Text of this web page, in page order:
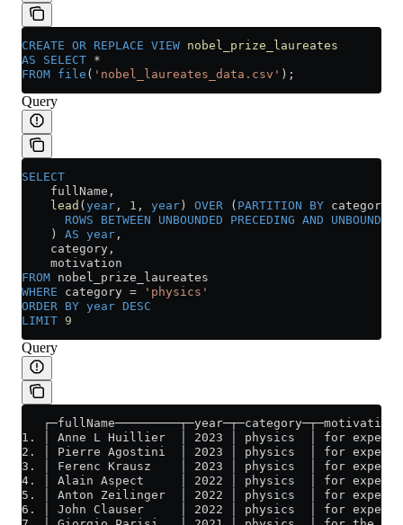
CREATE OR REPLACE VIEW nobel_prize_laureates
AS SELECT *
FROM file ( 'nobel_laureates_data.csv' );
Query
SELECT
    fullName,
    lead
( year , 1 , year ) OVER ( PARTITION BY category
      ROWS
BETWEEN UNBOUNDED PRECEDING AND UNBOUNDED
    )
AS year ,
    category,
    motivation
FROM nobel_prize_laureates
WHERE category = 'physics'
ORDER BY year DESC
LIMIT 9
Query
1. │ Anne L Huillier  │ 2023 │ physics  │ for
2. │ Pierre Agostini  │ 2023 │ physics  │ for
3. │ Ferenc Krausz    │ 2023 │ physics  │ for
4. │ Alain Aspect     │ 2022 │ physics  │ for
5. │ Anton Zeilinger  │ 2022 │ physics  │ for
6. │ John Clauser     │ 2022 │ physics  │ for